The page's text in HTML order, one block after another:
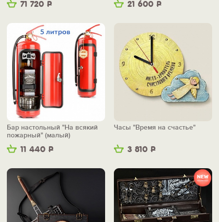
71 720 Р 21 600 Р
11 440 Р
Бар настольный "На всякий
пожарный" (малый)
3 810 Р
Часы "Время на счастье"